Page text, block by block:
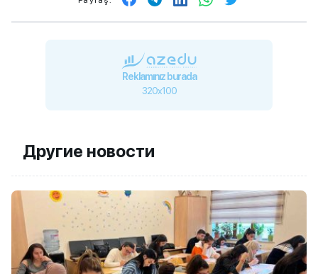
Reklamınız burada
320x100
Другие новости